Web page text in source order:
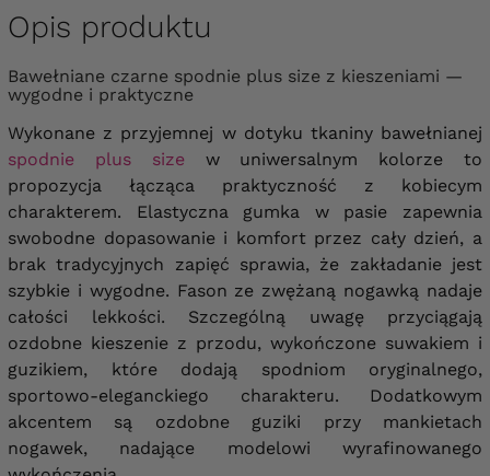
Opis produktu
Bawełniane czarne spodnie plus size z kieszeniami —
wygodne i praktyczne
Wykonane z przyjemnej w dotyku tkaniny bawełnianej
spodnie plus sizew uniwersalnym kolorze to
propozycja łącząca praktyczność z kobiecym
charakterem. Elastyczna gumka w pasie zapewnia
swobodne dopasowanie i komfort przez cały dzień, a
brak tradycyjnych zapięć sprawia, że zakładanie jest
szybkie i wygodne. Fason ze zwężaną nogawką nadaje
całości lekkości. Szczególną uwagę przyciągają
ozdobne kieszenie z przodu, wykończone suwakiem i
guzikiem, które dodają spodniom oryginalnego,
sportowo-eleganckiego charakteru. Dodatkowym
akcentem są ozdobne guziki przy mankietach
nogawek, nadające modelowi wyrafinowanego